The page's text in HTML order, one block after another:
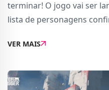
terminar! O jogo vai ser
lista de personagens
personagens
VER MAIS